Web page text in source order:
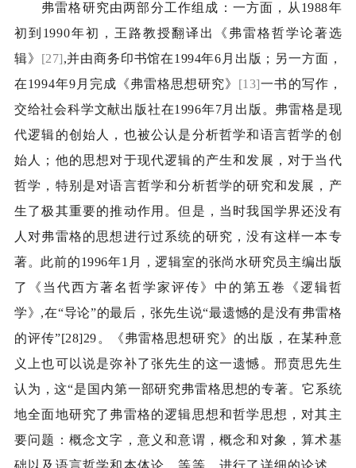
弗雷格研究由两部分工作组成：一方面，从 1988年
初到 1990年初，王路教授翻译出《弗雷格哲学论著选
辑》 [27],并由商务印书馆在1994年6 月出版；另一方面，
在1994年9 月完成《弗雷格思想研究》 [13]一书的写作，
交给社会科学文献出版社在1996年7月出版。弗雷格是现
代逻辑的创始人，也被公认是分析哲学和语言哲学的创
始人；他的思想对于现代逻辑的产生和发展，对于当代
哲学，特别是对语言哲学和分析哲学的研究和发展，产
生了极其重要的推动作用。但是，当时我国学界还没有
人对弗雷格的思想进行过系统的研究，没有这样一本专
著。此前的1996年1 月，逻辑室的张尚水研究员主编出版
了《当代西方著名哲学家评传》中的第五卷《逻辑哲
学》 ,在“导论”的最后，张先生说“最遗憾的是没有弗雷格
的评传”[28]29 。《弗雷格思想研究》的出版，在某种意
义上也可以说是弥补了张先生的这一遗憾。邢贲思先生
认为，这“是国内第一部研究弗雷格思想的专著。它系统
地全面地研究了弗雷格的逻辑思想和哲学思想，对其主
要问题：概念文字，意义和意谓，概念和对象，算术基
础以及语言哲学和本体论，等等，进行了详细的论述，